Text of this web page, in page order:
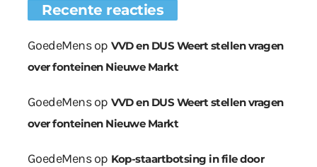
Recente reacties
GoedeMensop VVD en DUS Weert stellen vragen
over fonteinen Nieuwe Markt
GoedeMensop VVD en DUS Weert stellen vragen
over fonteinen Nieuwe Markt
GoedeMensop Kop-staartbotsing in file door